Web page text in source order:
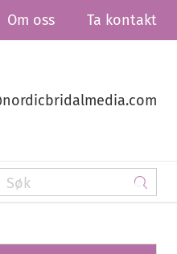
Om oss Ta kontakt